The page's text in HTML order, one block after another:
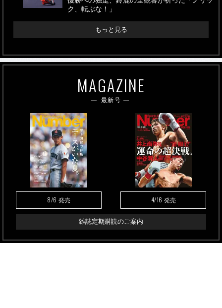
ク、転ぶな！」
もっと見る
MAGAZINE
最新号
8/6 発売 4/16 発売
雑誌定期購読のご案内